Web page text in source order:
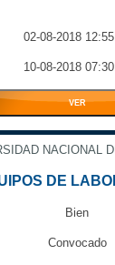
02-08-2018
10-08-2018
VER
NACIONAL
DE
Bien
Convocado